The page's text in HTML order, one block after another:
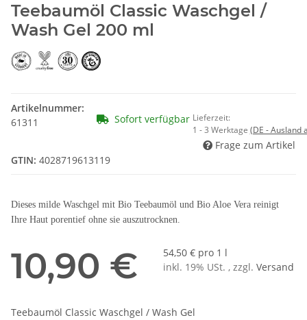
Teebaumöl Classic Waschgel /
Wash Gel 200 ml
Artikelnummer:
61311
Sofort verfügbar Lieferzeit:
1 - 3 Werktage (DE - Ausland
Frage zum Artikel
GTIN: 4028719613119
Dieses milde Waschgel mit Bio Teebaumöl und Bio Aloe Vera reinigt
Ihre Haut porentief ohne sie auszutrocknen.
10,90 €
54,50 € pro 1 l
inkl. 19% USt. , zzgl. Versand
Teebaumöl Classic Waschgel / Wash Gel